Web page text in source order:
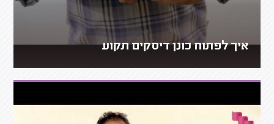
איך לפתוח כונן דיסקים תקוע